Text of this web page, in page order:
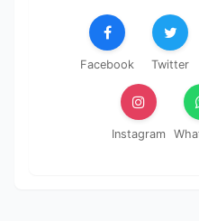
Facebook Twitter
Instagram